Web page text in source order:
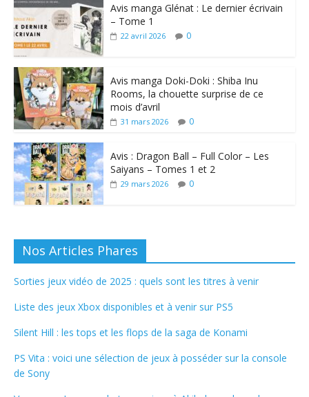
Avis manga Glénat : Le dernier écrivain
– Tome 1
22 avril 2026 0
Avis manga Doki-Doki : Shiba Inu
Rooms, la chouette surprise de ce
mois d’avril
31 mars 2026 0
Avis : Dragon Ball – Full Color – Les
Saiyans – Tomes 1 et 2
29 mars 2026 0
Nos Articles Phares
Sorties jeux vidéo de 2025 : quels sont les titres à venir
Liste des jeux Xbox disponibles et à venir sur PS5
Silent Hill : les tops et les flops de la saga de Konami
PS Vita : voici une sélection de jeux à posséder sur la console
de Sony